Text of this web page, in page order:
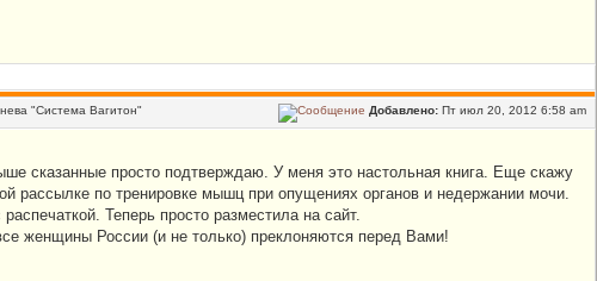
"Система Вагитон" Добавлено: Пт июл 20, 2012 6:58 am
сказанные просто подтверждаю. У меня это настольная книга. Еще скажу
рассылке по тренировке мышц при опущениях органов и недержании мочи.
Теперь просто разместила на сайт.
женщины России (и не только) преклоняются перед Вами!